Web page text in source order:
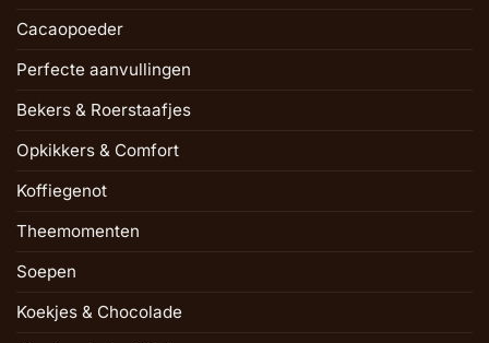
Cacaopoeder
Perfecte aanvullingen
Bekers & Roerstaafjes
Opkikkers & Comfort
Koffiegenot
Theemomenten
Soepen
Koekjes & Chocolade